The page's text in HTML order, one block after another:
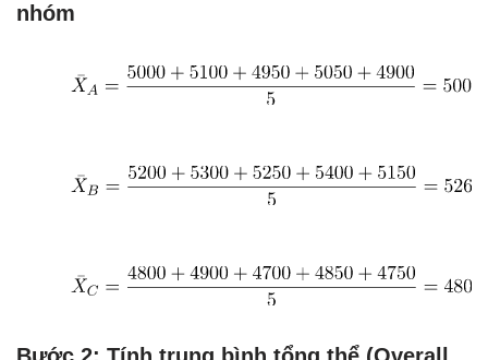
nhóm
Bước 2: Tính trung bình tổng thể (Overall